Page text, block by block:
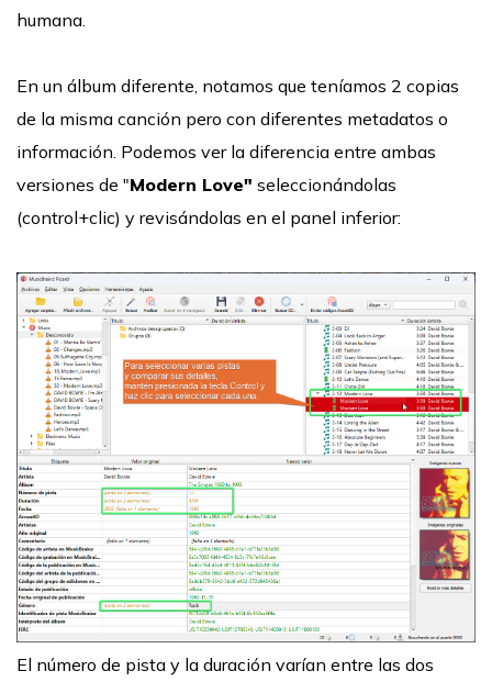
humana.
En un álbum diferente, notamos que teníamos 2 copias
de la misma canción pero con diferentes metadatos o
información. Podemos ver la diferencia entre ambas
versiones de "Modern Love" seleccionándolas
(control+clic) y revisándolas en el panel inferior:
El número de pista y la duración varían entre las dos